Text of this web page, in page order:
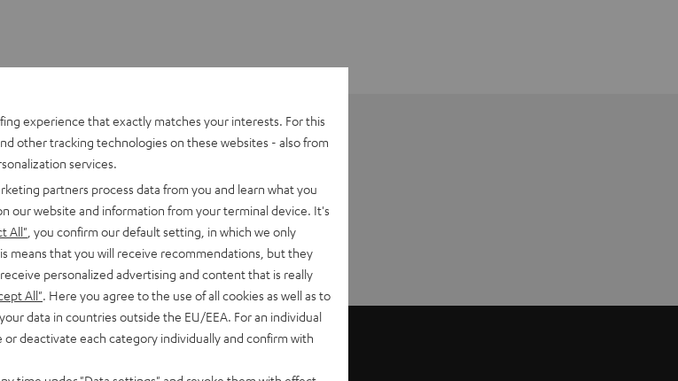
Motiv 2 ist eine 2.1-Lautsprecher-
TV - klanglich wie optisch eine
experience that exactly matches your interests. For this
other tracking technologies on these websites - also from
services.
partners process data from you and learn what you
our website and information from your terminal device. It's
All" , you confirm our default setting, in which we only
means that you will receive recommendations, but they
personalized advertising and content that is really
All" . Here you agree to the use of all cookies as well as to
data in countries outside the EU/EEA. For an individual
or deactivate each category individually and confirm with